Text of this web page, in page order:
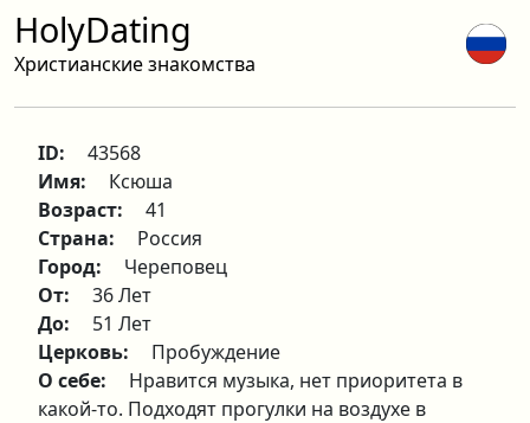
HolyDating
Христианские знакомства
ID:
43568
Имя:
Ксюша
Возраст:
41
Страна:
Россия
Город:
Череповец
От:
36 Лет
До:
51 Лет
Церковь:
Пробуждение
О себе:
Нравится музыка, нет приоритета в
какой-то. Подходят прогулки на воздухе в